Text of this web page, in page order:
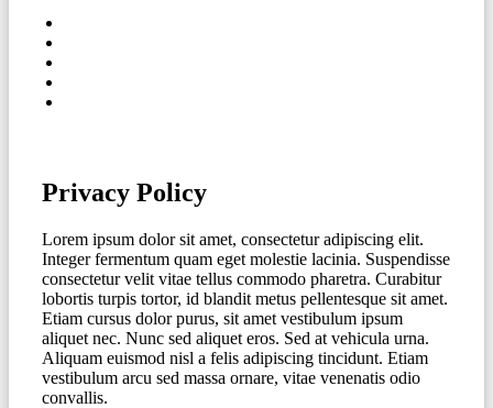
Privacy Policy
Lorem ipsum dolor sit amet, consectetur adipiscing elit.
Integer fermentum quam eget molestie lacinia. Suspendisse
consectetur velit vitae tellus commodo pharetra. Curabitur
lobortis turpis tortor, id blandit metus pellentesque sit amet.
Etiam cursus dolor purus, sit amet vestibulum ipsum
aliquet nec. Nunc sed aliquet eros. Sed at vehicula urna.
Aliquam euismod nisl a felis adipiscing tincidunt. Etiam
vestibulum arcu sed massa ornare, vitae venenatis odio
convallis.